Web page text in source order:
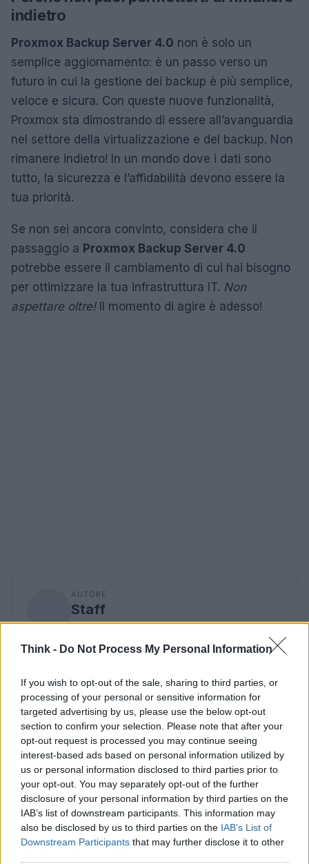
Think - Do Not Process My Personal Information
If you wish to opt-out of the sale, sharing to third parties, or
processing of your personal or sensitive information for
targeted advertising by us, please use the below opt-out
section to confirm your selection. Please note that after your
opt-out request is processed you may continue seeing
interest-based ads based on personal information utilized by
us or personal information disclosed to third parties prior to
your opt-out. You may separately opt-out of the further
disclosure of your personal information by third parties on the
IAB’s list of downstream participants. This information may
also be disclosed by us to third parties on the IAB’s List of
Downstream Participants that may further disclose it to other
indietro
Proxmox Backup Server 4.0 non è solo un
semplice aggiornamento: è un passo verso un
futuro in cui la gestione dei backup è più semplice,
veloce e sicura. Con queste nuove funzionalità,
Proxmox sta dimostrando di essere all’avanguardia
nel settore della virtualizzazione e del backup. Non
rimanere indietro! In un mondo dove i dati sono
tutto, la sicurezza e l’affidabilità devono essere la
tua priorità.
Se non sei ancora convinto, considera che il
passaggio a Proxmox Backup Server 4.0
potrebbe essere il cambiamento di cui hai bisogno
per ottimizzare la tua infrastruttura IT. Non
aspettare oltre!Il momento di agire è adesso!
AUTORE
Staff